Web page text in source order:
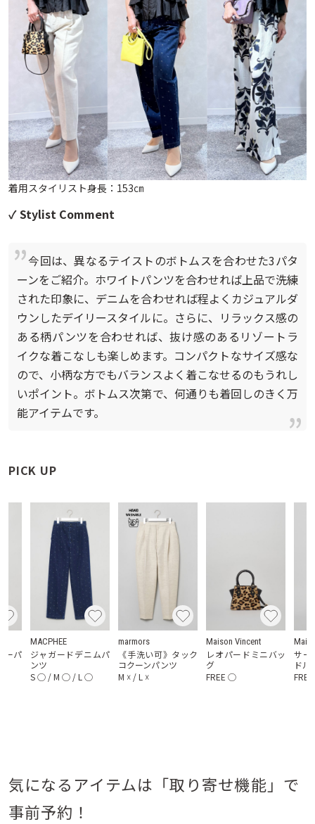
着用スタイリスト身長：153㎝
✓ Stylist Comment
今回は、異なるテイストのボトムスを合わせた3パタ
ーンをご紹介。ホワイトパンツを合わせれば上品で洗練
された印象に、デニムを合わせれば程よくカジュアルダ
ウンしたデイリースタイルに。さらに、リラックス感の
ある柄パンツを合わせれば、抜け感のあるリゾートラ
イクな着こなしも楽しめます。コンパクトなサイズ感な
ので、小柄な方でもバランスよく着こなせるのもうれし
いポイント。ボトムス次第で、何通りも着回しのきく万
能アイテムです。
PICK UP
ーパ
MACPHEE
ジャガードデニムパ
ンツ
S ◯ / M ◯ / L ◯
marmors
《手洗い可》タック
コクーンパンツ
M ☓ / L ☓
Maison Vincent
レオパードミニバッ
グ
FREE ◯
サー
ドル
FREE
気になるアイテムは「取り寄せ機能」で
事前予約！